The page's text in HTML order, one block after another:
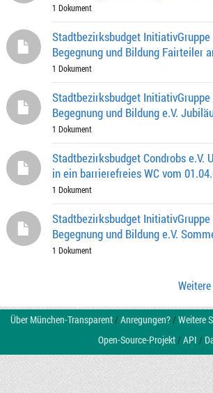
1 Dokument
Stadtbezirksbudget
Begegnung und Bildung Fairteiler
1 Dokument
Stadtbezirksbudget
Begegnung und Bildung e.V.
1 Dokument
Stadtbezirksbudget Condrobs e.V.
in ein barrierefreies WC vom
1 Dokument
Stadtbezirksbudget
Begegnung und Bildung e.V.
1 Dokument
Über München-Transparent/Anregungen?/Weitere
Open-Source-Projekt/API /